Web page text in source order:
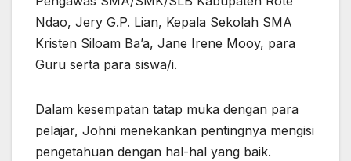
Ndao, Jery G.P. Lian, Kepala Sekolah SMA
Kristen Siloam Ba’a, Jane Irene Mooy, para
Guru serta para siswa/i.
Dalam kesempatan tatap muka dengan para
pelajar, Johni menekankan pentingnya mengisi
pengetahuan dengan hal-hal yang baik.